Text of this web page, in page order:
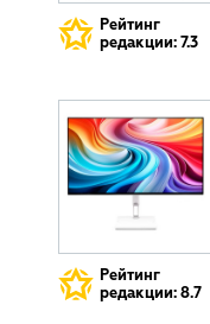
Рейтинг
редакции: 7.3
Рейтинг
редакции: 8.7